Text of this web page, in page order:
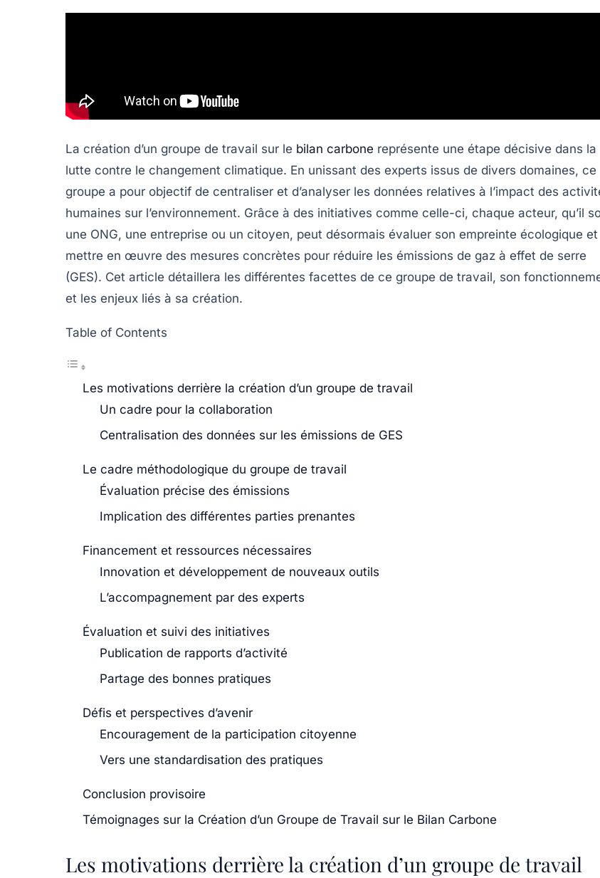
La création d’un groupe de travail sur le bilan carbone représente une étape décisive dans la
lutte contre le changement climatique. En unissant des experts issus de divers domaines, ce
groupe a pour objectif de centraliser et d’analyser les données relatives à l’impact des
humaines sur l’environnement. Grâce à des initiatives comme celle-ci, chaque acteur, qu’il
une ONG, une entreprise ou un citoyen, peut désormais évaluer son empreinte écologique et
mettre en œuvre des mesures concrètes pour réduire les émissions de gaz à effet de serre
(GES). Cet article détaillera les différentes facettes de ce groupe de travail, son
et les enjeux liés à sa création.
Table of Contents
Les motivations derrière la création d’un groupe de travail
Un cadre pour la collaboration
Centralisation des données sur les émissions de GES
Le cadre méthodologique du groupe de travail
Évaluation précise des émissions
Implication des différentes parties prenantes
Financement et ressources nécessaires
Innovation et développement de nouveaux outils
L’accompagnement par des experts
Évaluation et suivi des initiatives
Publication de rapports d’activité
Partage des bonnes pratiques
Défis et perspectives d’avenir
Encouragement de la participation citoyenne
Vers une standardisation des pratiques
Conclusion provisoire
Témoignages sur la Création d’un Groupe de Travail sur le Bilan Carbone
Les motivations derrière la création d’un groupe de travail